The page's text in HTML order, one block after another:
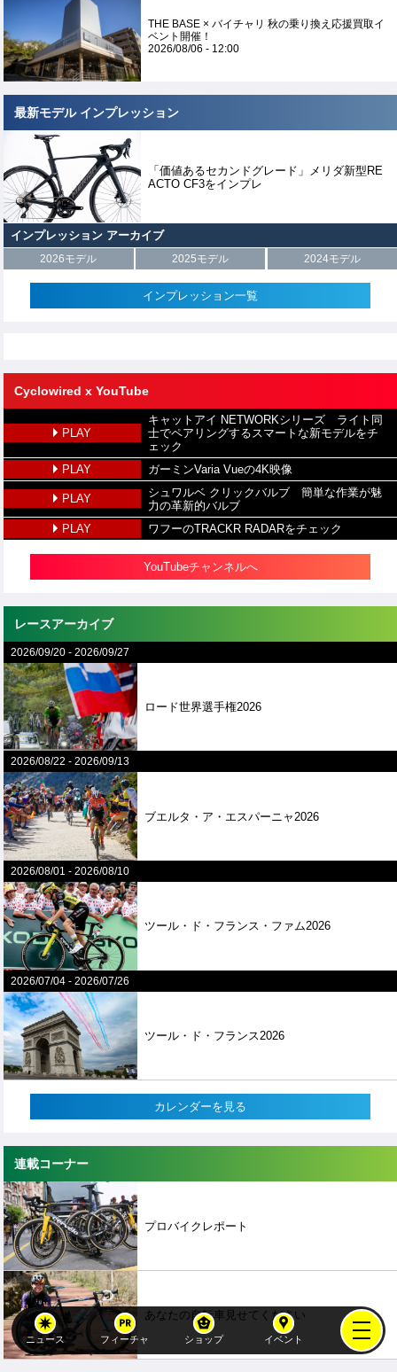
ニュース フィーチャ ショップ イベント
THE BASE × バイチャリ 秋の乗り換え応援買取イ
ベント開催！
2026/08/06 - 12:00
最新モデル インプレッション
「価値あるセカンドグレード」メリダ新型RE
ACTO CF3をインプレ
インプレッション アーカイブ
2026モデル 2025モデル 2024モデル
インプレッション一覧
Cyclowired x YouTube
PLAY
キャットアイ NETWORKシリーズ ライト同
士でペアリングするスマートな新モデルをチ
ェック
PLAY
ガーミンVaria Vueの4K映像
PLAY
シュワルベ クリックバルブ 簡単な作業が魅
力の革新的バルブ
PLAY
ワフーのTRACKR RADARをチェック
YouTubeチャンネルへ
レースアーカイブ
2026/09/20 -2026/09/27
ロード世界選手権2026
2026/08/22 -2026/09/13
ブエルタ・ア・エスパーニャ2026
2026/08/01 -2026/08/10
ツール・ド・フランス・ファム2026
2026/07/04 -2026/07/26
ツール・ド・フランス2026
カレンダーを見る
連載コーナー
プロバイクレポート
あなたの自転車見せてください